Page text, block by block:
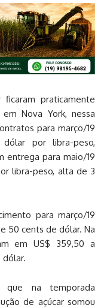
praticamente
Nova York, nessa
para março/19
por libra-peso,
entrega para maio/19
libra-peso, alta de 3
para março/19
50 cents de dólar. Na
em US$ 359,50 a
dólar.
que na temporada
de açúcar somou